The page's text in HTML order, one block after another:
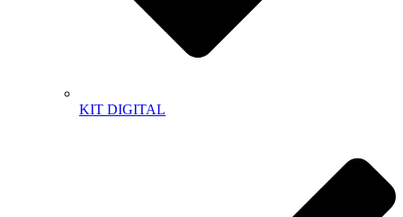
KIT DIGITAL